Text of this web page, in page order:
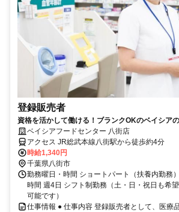
登録販売者
資格を活かして働ける！ブランクOKのベイシア
求人ベイシアフードセンター 八街店
アクセス JR総武本線八街駅から徒歩約4分
時給1,340円
千葉県八街市
勤務曜日・時間 ショートパート（扶養内勤務
時間 週4日 シフト制勤務（土・日・祝日も希
可能です）
仕事情報 ● 仕事内容 登録販売者として、医療